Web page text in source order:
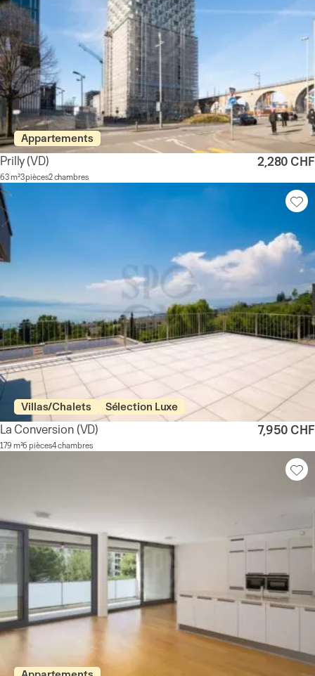
Appartements
Prilly(VD)
63 m²3 pièces2 chambres
2,280 CHF
Villas/Chalets Sélection Luxe
La Conversion (VD)
179 m²6 pièces4 chambres
7,950 CHF